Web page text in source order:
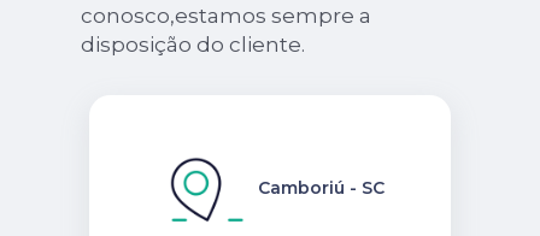
conosco,estamos sempre a
disposição do cliente.
Camboriú - SC